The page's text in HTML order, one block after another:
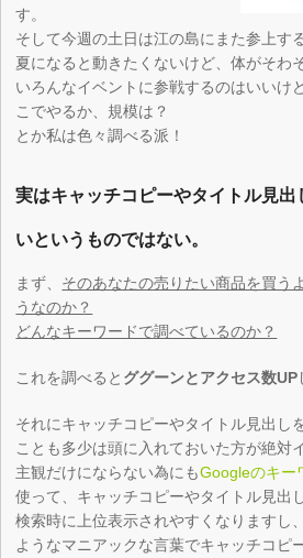
す。
そして今週の土日は江の島にまた参上す
夏になると動きたくないけど、体がそわ
いろんなイベントに参戦するのはいいけ
こでやるか、規模は？
とか私は色々調べる派！
実はキャッチコピーやタイトル見
いというものではない。
まず、 そのあなたの売りたい商品を買う
うなのか？
どんなキーワードで調べているのか？
これを調べると ググーンとアクセス数UP
それにキャッチコピーやタイトル見出し
ことも多少は頭に入れておいた方が絶対
主観だけにならない為にもGoogleのキー
使って、キャッチコピーやタイトル見出
検索時に上位表示されやすくなりますし
ようなマニアックな言葉でキャッチコピ